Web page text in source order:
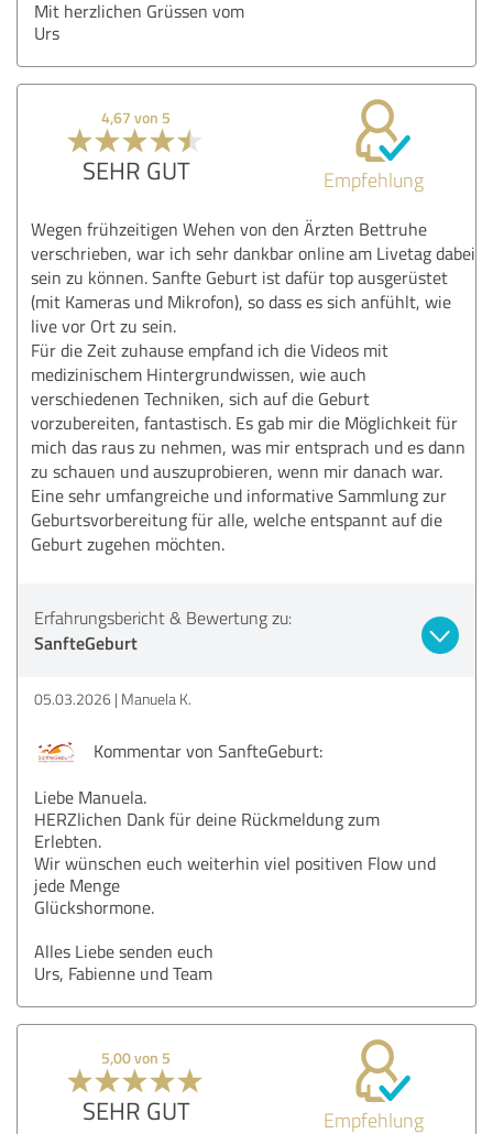
Mit herzlichen Grüssen vom
Urs
4,67 von 5
SEHR GUT Empfehlung
Wegen frühzeitigen Wehen von den Ärzten Bettruhe
verschrieben, war ich sehr dankbar online am Livetag dabei
sein zu können. Sanfte Geburt ist dafür top ausgerüstet
(mit Kameras und Mikrofon), so dass es sich anfühlt, wie
live vor Ort zu sein.
Für die Zeit zuhause empfand ich die Videos mit
medizinischem Hintergrundwissen, wie auch
verschiedenen Techniken, sich auf die Geburt
vorzubereiten, fantastisch. Es gab mir die Möglichkeit für
mich das raus zu nehmen, was mir entsprach und es dann
zu schauen und auszuprobieren, wenn mir danach war.
Eine sehr umfangreiche und informative Sammlung zur
Geburtsvorbereitung für alle, welche entspannt auf die
Geburt zugehen möchten.
Erfahrungsbericht & Bewertung zu:
SanfteGeburt
05.03.2026 Manuela K.
Kommentar von SanfteGeburt:
Liebe Manuela.
HERZlichen Dank für deine Rückmeldung zum
Erlebten.
Wir wünschen euch weiterhin viel positiven Flow und
jede Menge
Glückshormone.
Alles Liebe senden euch
Urs, Fabienne und Team
5,00 von 5
SEHR GUT Empfehlung